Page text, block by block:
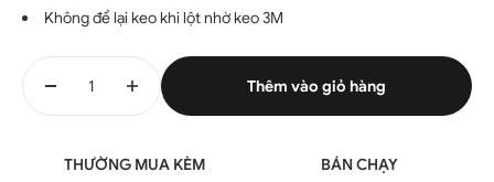
Không để lại keo khi lột nhờ keo 3M
Thêm vào giỏ hàng
THƯỜNG MUA KÈM BÁN CHẠY